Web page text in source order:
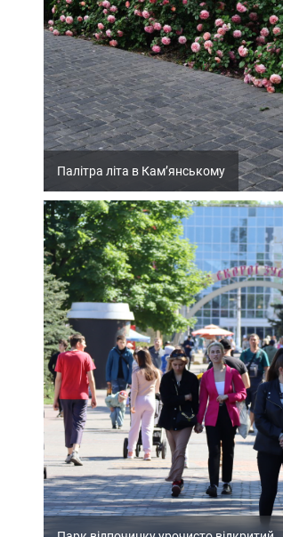
Палітра літа в Кам’янському